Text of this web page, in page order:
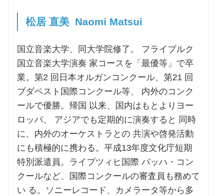
松居 直美 Naomi Matsui
国立音楽大学、同大学院修了。 フライブルク
国立音楽大学演奏 家コースを「最優等」で卒
業。第2 回日本オルガンコンクール、第21 回
ブダペスト国際コンクール等、 内外のコンク
ールで優勝。帰国 以来、国内はもとよりヨー
ロッパ、 アジアでも定期的に演奏すると 同時
に、内外のオーケストラとの 共演や啓発活動
にも積極的に携わる。平成13年度文化庁短期
特別派遣員。ライプツィヒ国際 バッハ・コン
クールなど、国際コンクールの審査員も務めて
い る。ソニーレコード、カメラータ等から多